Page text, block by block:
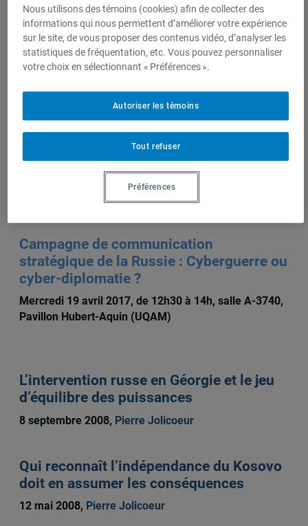
Auteurs-trices
Pierre
Sur le même sujet
Campagne de communication
stratégique de la Russie : Cyberguerre ou
cyber-diplomatie ?
Mercredi 19 avril 2017, de 12h30 à 14h, salle A-3740,
Pavillon Hubert-Aquin (UQAM)
L’intervention russe en Géorgie et le jeu
d’équilibre des puissances
8 septembre 2008, Pierre Jolicoeur
Qui reconnaît l’indépendance du Kosovo
doit en assumer les conséquences
12 mai 2008, Pierre Jolicoeur
Nous utilisons des témoins (cookies) afin de collecter des
informations qui nous permettent d’améliorer votre expérience
sur le site, de vous proposer des contenus vidéo, d’analyser les
statistiques de fréquentation, etc. Vous pouvez personnaliser
votre choix en sélectionnant « Préférences ».
Tout refuser
Autoriser les témoins
Préférences